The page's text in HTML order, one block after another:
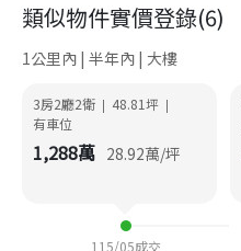
類似物件實價登錄(6)
1公里內 | 半年內 | 大樓
3房2廳2衛 | 48.81坪 |
有車位
1,288萬 28.92萬/坪
115/05成交